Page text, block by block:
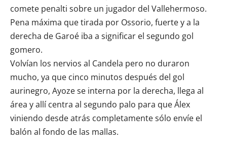
comete penalti sobre un jugador del Vallehermoso.
Pena máxima que tirada por Ossorio, fuerte y a la
derecha de Garoé iba a significar el segundo gol
gomero.
Volvían los nervios al Candela pero no duraron
mucho, ya que cinco minutos después del gol
aurinegro, Ayoze se interna por la derecha, llega al
área y allí centra al segundo palo para que Álex
viniendo desde atrás completamente sólo envíe el
balón al fondo de las mallas.